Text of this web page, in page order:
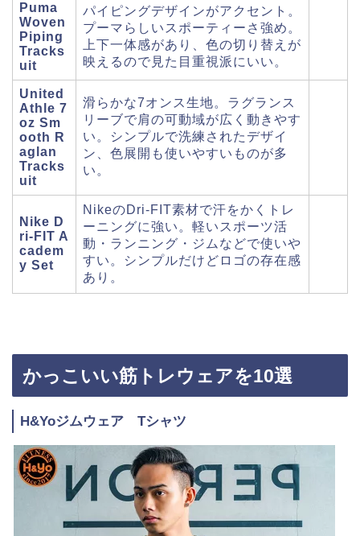
Puma
Woven
Piping
Tracks
uit
パイピングデザインがアクセント。
プーマらしいスポーティーさ強め。
上下一体感があり、色の切り替えが
映えるので見た目重視派にいい。
United
Athle 7
oz Sm
ooth R
aglan
Tracks
uit
滑らかな7オンス生地。ラグランス
リーブで肩の可動域が広く動きやす
い。シンプルで洗練されたデザイ
ン、色展開も使いやすいものが多
い。
Nike D
ri‑FIT A
cadem
y Set
NikeのDri-FIT素材で汗をかくトレ
ーニングに強い。軽いスポーツ活
動・ランニング・ジムなどで使いや
すい。シンプルだけどロゴの存在感
あり。
かっこいい筋トレウェアを10選
H&Yoジムウェア Tシャツ